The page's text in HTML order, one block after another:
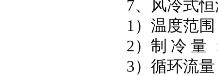
7、风冷式
1）温度范
2）制 冷 量
3）循环流